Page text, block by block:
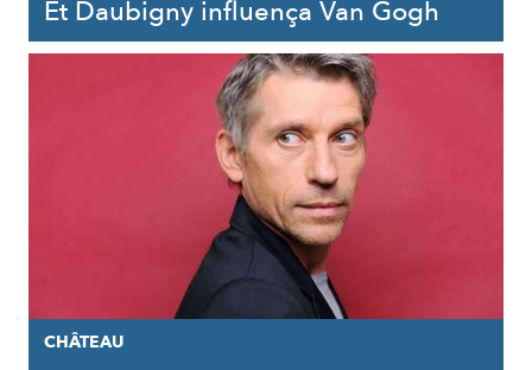
Et Daubigny influença Van Gogh
CHÂTEAU